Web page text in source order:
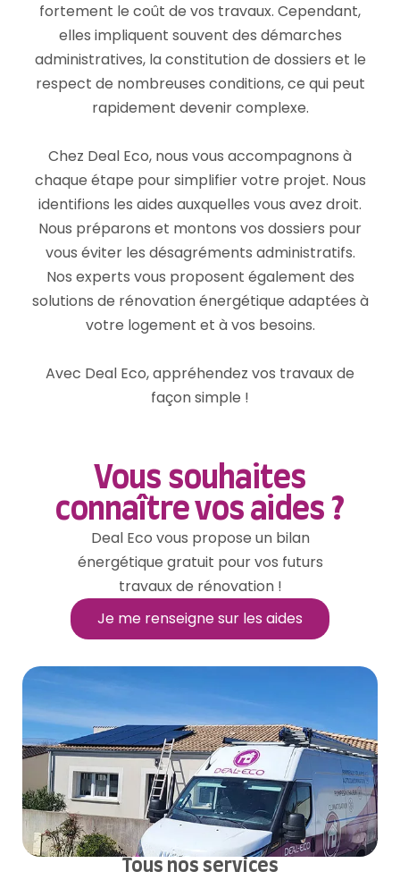
fortement le coût de vos travaux. Cependant,
elles impliquent souvent des démarches
administratives, la constitution de dossiers et le
respect de nombreuses conditions, ce qui peut
rapidement devenir complexe.
Chez Deal Eco, nous vous accompagnons à
chaque étape pour simplifier votre projet. Nous
identifions les aides auxquelles vous avez droit.
Nous préparons et montons vos dossiers pour
vous éviter les désagréments administratifs.
Nos experts vous proposent également des
solutions de rénovation énergétique adaptées à
votre logement et à vos besoins.
Avec Deal Eco, appréhendez vos travaux de
façon simple !
Vous souhaites
connaître vos aides ?
Deal Eco vous propose un bilan
énergétique gratuit pour vos futurs
travaux de rénovation !
Je me renseigne sur les aides
Tous nos services